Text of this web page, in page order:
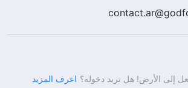
إلى الأرض! هل تريد دخوله؟ اعرف المزيد